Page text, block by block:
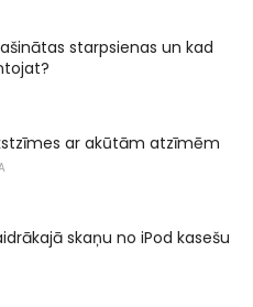
starpsienas un kad
ar akūtām atzīmēm
skaņu no iPod kasešu